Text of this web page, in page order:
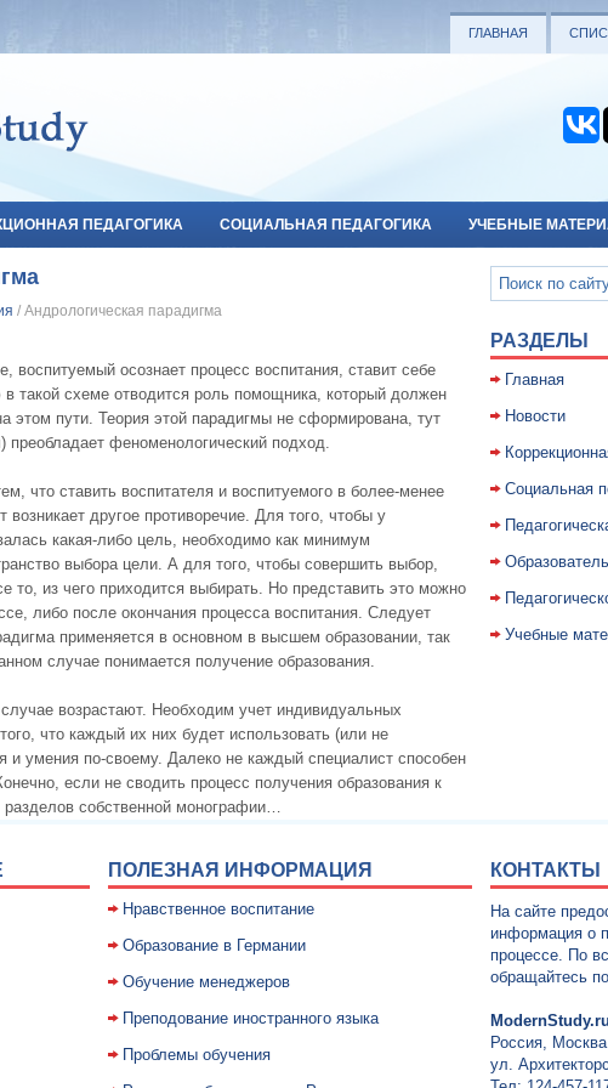
ГЛАВНАЯ
ПЕДАГОГИКА СОЦИАЛЬНАЯ ПЕДАГОГИКА УЧЕБНЫЕ
/ Андрологическая парадигма
воспитуемый осознает процесс воспитания, ставит себе
такой схеме отводится роль помощника, который должен
этом пути. Теория этой парадигмы не сформирована, тут
преобладает феноменологический подход.
что ставить воспитателя и воспитуемого в более-менее
возникает другое противоречие. Для того, чтобы у
какая-либо цель, необходимо как минимум
выбора цели. А для того, чтобы совершить выбор,
то, из чего приходится выбирать. Но представить это можно
либо после окончания процесса воспитания. Следует
применяется в основном в высшем образовании, так
случае понимается получение образования.
возрастают. Необходим учет индивидуальных
что каждый их них будет использовать (или не
и умения по-своему. Далеко не каждый специалист способен
если не сводить процесс получения образования к
собственной монографии…
РАЗДЕЛЫ
Главная
Новости
Социальная
Учебные
ПОЛЕЗНАЯ ИНФОРМАЦИЯ
Нравственное воспитание
Образование в Германии
Обучение менеджеров
Преподование иностранного языка
Проблемы обучения
КОНТАКТЫ
На сайте
информация о
процессе. По
обращайтесь
ModernStudy.ru
Россия, Москва
ул.